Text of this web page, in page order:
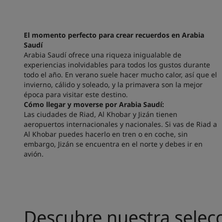
El momento perfecto para crear recuerdos en Arabia
Saudí
Arabia Saudí ofrece una riqueza inigualable de
experiencias inolvidables para todos los gustos durante
todo el año. En verano suele hacer mucho calor, así que el
invierno, cálido y soleado, y la primavera son la mejor
época para visitar este destino.
Cómo llegar y moverse por Arabia Saudí:
Las ciudades de Riad, Al Khobar y Jizán tienen
aeropuertos internacionales y nacionales. Si vas de Riad a
Al Khobar puedes hacerlo en tren o en coche, sin
embargo, Jizán se encuentra en el norte y debes ir en
avión.